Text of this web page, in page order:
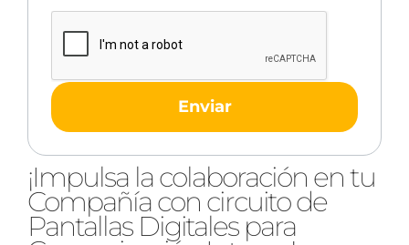
Enviar
¡Impulsa la colaboración en tu
Compañía con circuito de
Pantallas Digitales para